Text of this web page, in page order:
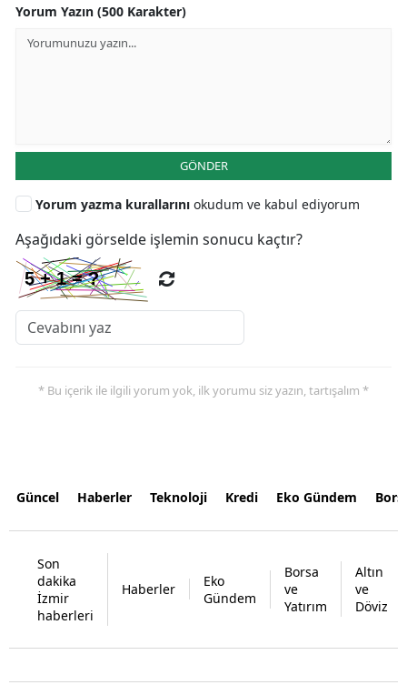
Yorum Yazın (500 Karakter)
GÖNDER
Yorum yazma kurallarını okudum ve kabul ediyorum
Aşağıdaki görselde işlemin sonucu kaçtır?
* Bu içerik ile ilgili yorum yok, ilk yorumu siz yazın, tartışalım *
Güncel Haberler Teknoloji Kredi Eko Gündem
Son
dakika
İzmir
haberleri
Haberler
Eko
Gündem
Borsa
ve
Yatırım
Altın
ve
Döviz